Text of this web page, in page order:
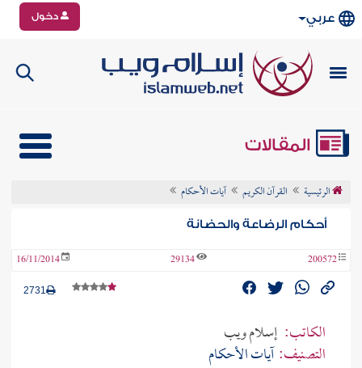
عربي دخول
المقالات
الرئيسية القرآن الكريم آيات الأحكام
أحكام الرضاعة والحضانة
200572
29134
16/11/2014
2731
الكاتب: إسلام ويب
التصنيف:آيات الأحكام